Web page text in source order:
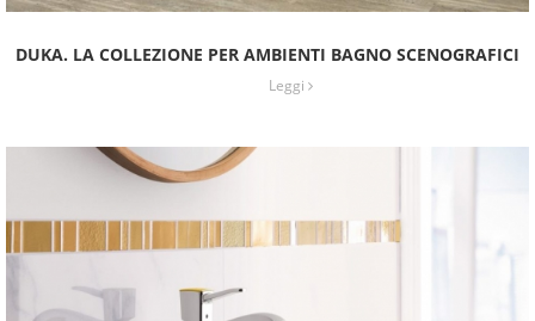
DUKA. LA COLLEZIONE PER AMBIENTI BAGNO SCENOGRAFICI
Leggi